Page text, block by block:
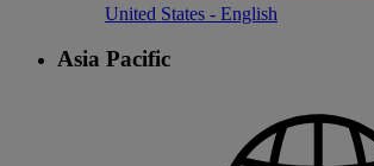
United States - English
Asia Pacific